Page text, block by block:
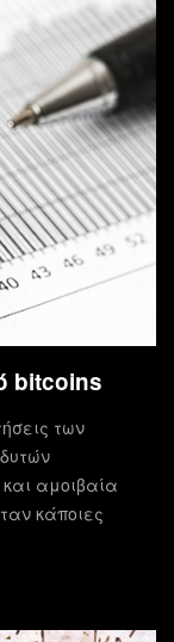
bitcoins
των
αμοιβαία
κάποιες